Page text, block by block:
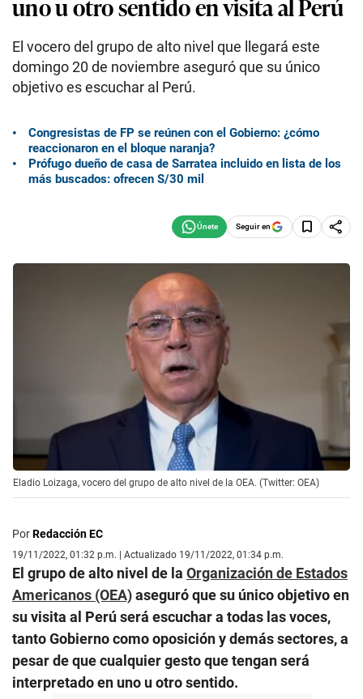
El vocero del grupo de alto nivel que llegará este
domingo 20 de noviembre aseguró que su único
objetivo es escuchar al Perú.
Congresistas de FP se reúnen con el Gobierno: ¿cómo
reaccionaron en el bloque naranja?
Prófugo dueño de casa de Sarratea incluido en lista de los
más buscados: ofrecen S/30 mil
Seguir en
Eladio Loizaga, vocero del grupo de alto nivel de la OEA. (Twitter: OEA)
PorRedacción EC
19/11/2022, 01:32 p.m. | Actualizado 19/11/2022, 01:34 p.m.
El grupo de alto nivel de la Organización de Estados
Americanos (OEA)aseguró que su único objetivo en
su visita al Perú será escuchar a todas las voces,
tanto Gobierno como oposición y demás sectores, a
pesar de que cualquier gesto que tengan será
interpretado en uno u otro sentido.